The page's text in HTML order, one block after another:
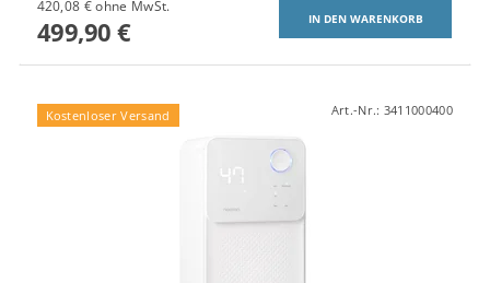
420,08 € ohne MwSt.
499,90 €
Kostenloser Versand Art.-Nr.: 3411000400